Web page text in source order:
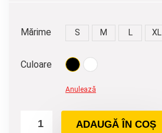
Mărime S M L XL
Culoare
Anulează
ADAUGĂ ÎN COȘ